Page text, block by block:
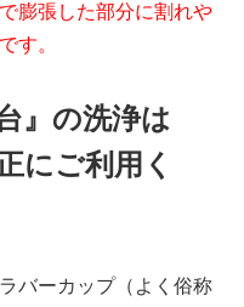
膨張した部分に割れや
す。
』の洗浄は
にご利用く
バーカップ（よく俗称